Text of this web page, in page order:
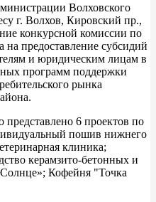
Волховского
г. Волхов, Кировский пр.,
конкурсной комиссии по
на предоставление субсидий
и юридическим лицам в
программ поддержки
рынка
6 проектов по
пошив нижнего
клиника;
керамзито-бетонных и
Кофейня "Точка